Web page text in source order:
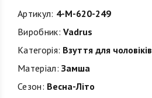
Артикул: 4-M-620-249
Виробник: Vadrus
Категорія: Взуття для чоловіків
Матеріал: Замша
Сезон: Весна-Літо